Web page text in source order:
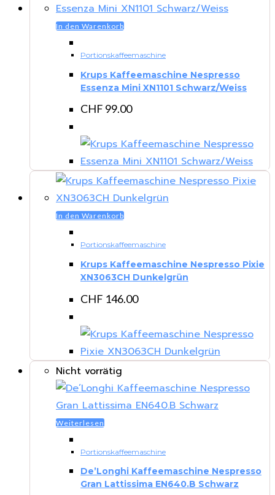
In den Warenkorb
Portionskaffeemaschine
Krups Kaffeemaschine Nespresso
Essenza Mini XN1101 Schwarz/Weiss
CHF 99.00
In den Warenkorb
Portionskaffeemaschine
Krups Kaffeemaschine Nespresso Pixie
XN3063CH Dunkelgrün
CHF 146.00
Nicht vorrätig
Weiterlesen
Portionskaffeemaschine
De’Longhi Kaffeemaschine Nespresso
Gran Lattissima EN640.B Schwarz